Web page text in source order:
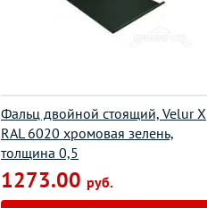
Фальц двойной стоящий, Velur X
RAL 6020 хромовая зелень,
толщина 0,5
1273.00 руб.